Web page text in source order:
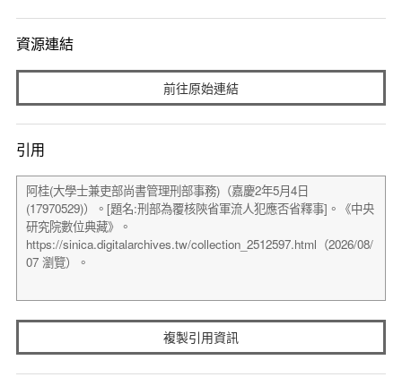
資源連結
前往原始連結
引用
複製引用資訊